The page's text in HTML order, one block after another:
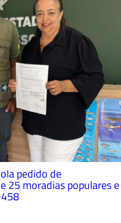
pedido de
25 moradias populares e